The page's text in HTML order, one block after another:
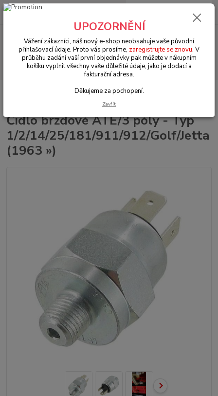
Menu
Hledat
+420 602 330 329
0 Kč
VW Brouk/Cabrio Typ 1 Elektrodíly (Other electrical parts)
Čidlo brzdové ATE/3 póly - Typ
1/2/14/25/181/911/912/Golf/Jetta
(1963 »)
UPOZORNĚNÍ
Vážení zákazníci, náš nový e-shop neobsahuje vaše původní
přihlašovací údaje. Proto vás prosíme, zaregistrujte se znovu. V
průběhu zadání vaší první objednávky pak můžete v nákupním
košíku vyplnit všechny vaše důležité údaje, jako je dodací a
fakturační adresa.
Děkujeme za pochopení.
Zavřít